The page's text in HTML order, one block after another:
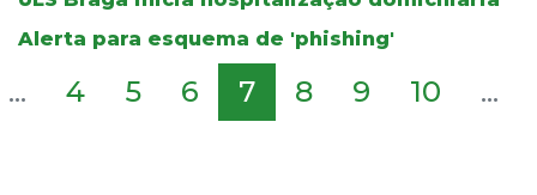
Alerta para esquema de 'phishing'
... 4 5 6 7 8 9 10 ...